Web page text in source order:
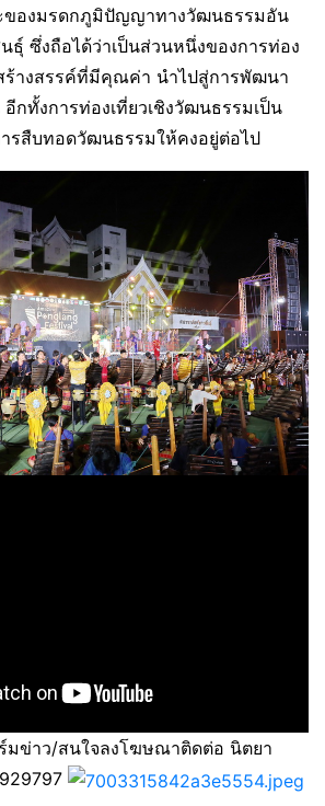
องมรดกภูมิปัญญาทางวัฒนธรรมอัน
ธุ์ ซึ่งถือได้ว่าเป็นส่วนหนึ่งของการท่อง
ร้างสรรค์ที่มีคุณค่า นำไปสู่การพัฒนา
กทั้งการท่องเที่ยวเชิงวัฒนธรรมเป็น
รสืบทอดวัฒนธรรมให้คงอยู่ต่อไป
ข่าว/สนใจลงโฆษณาติดต่อ นิตยา